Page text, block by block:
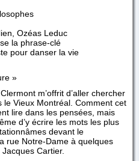
Ozéas Leduc
la phrase-clé
pour danser la vie
»
m’offrit d’aller chercher
Vieux Montréal. Comment cet
lire dans les pensées, mais
d’y écrire les mots les plus
devant le
rue Notre-Dame à quelques
Cartier.